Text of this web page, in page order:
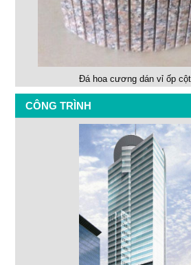
Đá hoa cương dán vỉ ốp
CÔNG TRÌNH